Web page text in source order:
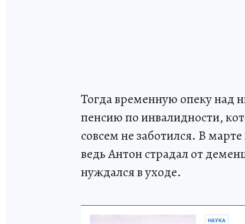
Тогда временную опеку
пенсию по инвалидности,
совсем не заботился. В
ведь Антон страдал от
нуждался в уходе.
НАУКА